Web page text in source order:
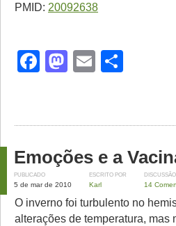
PMID: 20092638
Facebook
Mastodon
Email
Emoções e a
PUBLICADO
5 de mar de 2010
ESCRITO POR
Karl
DISCUSSÃO
14
O inverno foi turbulento no
alterações de temperatura,